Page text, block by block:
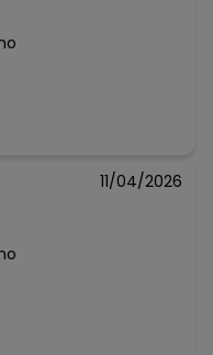
disponível.
R$ 104,44
11/04/2026